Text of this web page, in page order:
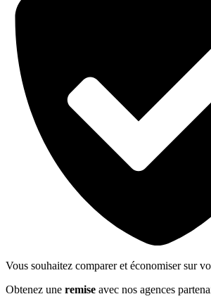
Vous souhaitez comparer et économiser sur
Obtenez une remise avec nos agences